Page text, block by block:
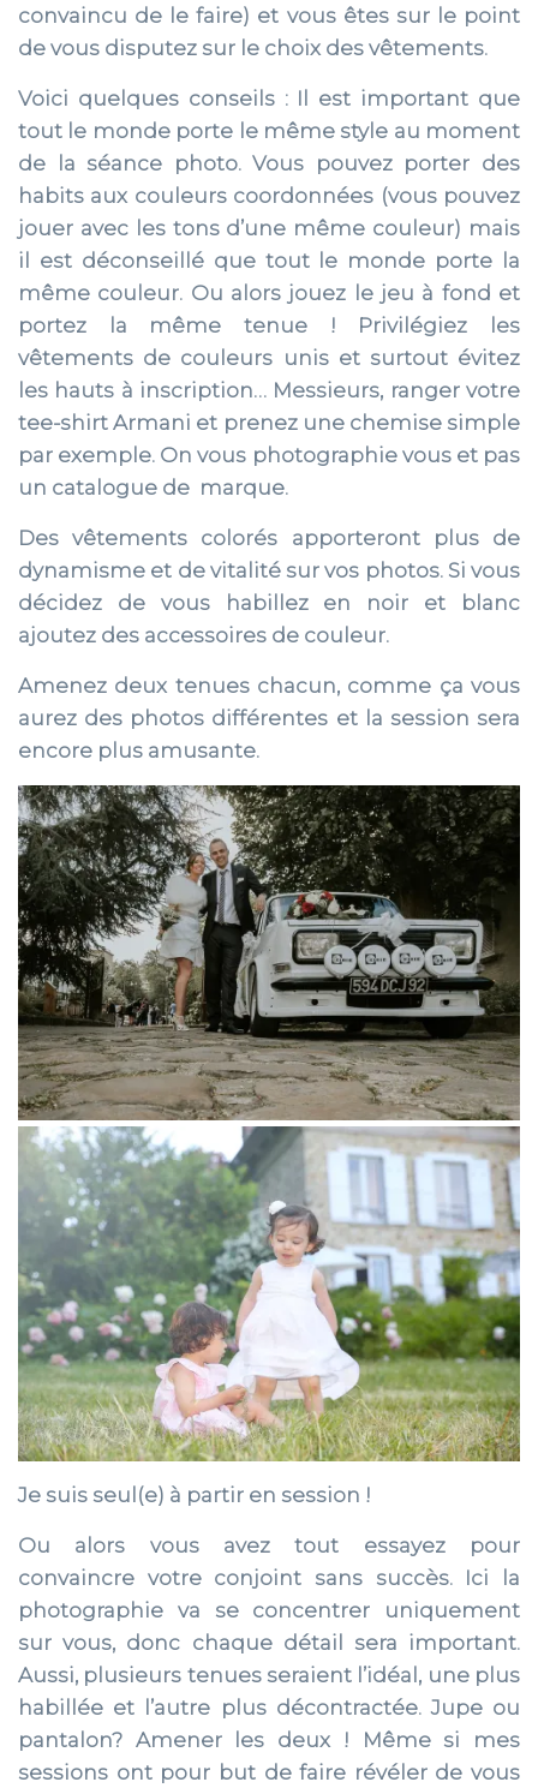
convaincu de le faire) et vous êtes sur le point
de vous disputez sur le choix des vêtements.
Voici quelques conseils : Il est important que
tout le monde porte le même style au moment
de la séance photo. Vous pouvez porter des
habits aux couleurs coordonnées (vous pouvez
jouer avec les tons d’une même couleur) mais
il est déconseillé que tout le monde porte la
même couleur. Ou alors jouez le jeu à fond et
portez la même tenue ! Privilégiez les
vêtements de couleurs unis et surtout évitez
les hauts à inscription… Messieurs, ranger votre
tee-shirt Armani et prenez une chemise simple
par exemple. On vous photographie vous et pas
un catalogue de marque.
Des vêtements colorés apporteront plus de
dynamisme et de vitalité sur vos photos. Si vous
décidez de vous habillez en noir et blanc
ajoutez des accessoires de couleur.
Amenez deux tenues chacun, comme ça vous
aurez des photos différentes et la session sera
encore plus amusante.
Je suis seul(e) à partir en session !
Ou alors vous avez tout essayez pour
convaincre votre conjoint sans succès. Ici la
photographie va se concentrer uniquement
sur vous, donc chaque détail sera important.
Aussi, plusieurs tenues seraient l’idéal, une plus
habillée et l’autre plus décontractée. Jupe ou
pantalon? Amener les deux ! Même si mes
sessions ont pour but de faire révéler de vous